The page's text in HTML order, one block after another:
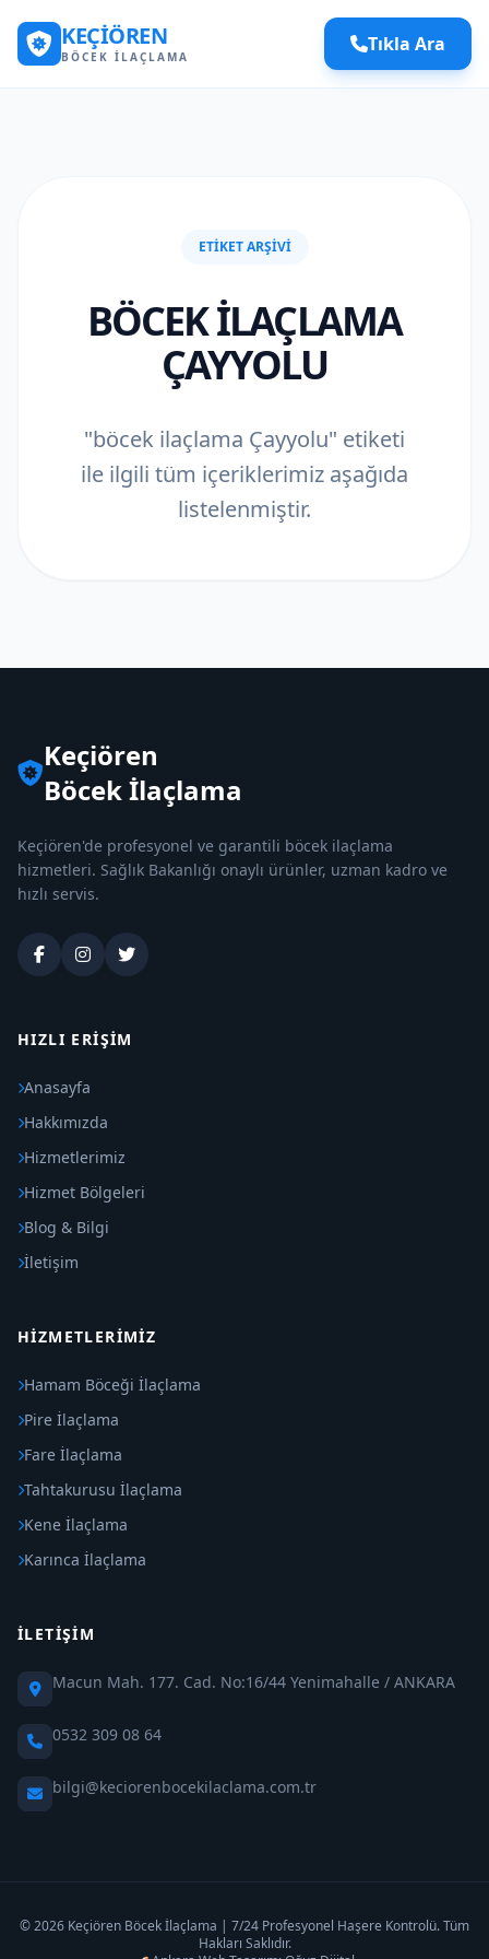
KEÇIÖREN
BÖCEK İLAÇLAMA
Tıkla Ara
ETIKET ARŞIVI
BÖCEK ILAÇLAMA
ÇAYYOLU
"böcek ilaçlama Çayyolu" etiketi
ile ilgili tüm içeriklerimiz aşağıda
listelenmiştir.
Keçiören
Böcek İlaçlama
Keçiören'de profesyonel ve garantili böcek ilaçlama
hizmetleri. Sağlık Bakanlığı onaylı ürünler, uzman kadro ve
hızlı servis.
HIZLI ERIŞIM
Anasayfa
Hakkımızda
Hizmetlerimiz
Hizmet Bölgeleri
Blog & Bilgi
İletişim
HIZMETLERIMIZ
Hamam Böceği İlaçlama
Pire İlaçlama
Fare İlaçlama
Tahtakurusu İlaçlama
Kene İlaçlama
Karınca İlaçlama
İLETIŞIM
Macun Mah. 177. Cad. No:16/44 Yenimahalle / ANKARA
0532 309 08 64
bilgi@keciorenbocekilaclama.com.tr
© 2026 Keçiören Böcek İlaçlama | 7/24 Profesyonel Haşere Kontrolü. Tüm
Hakları Saklıdır.